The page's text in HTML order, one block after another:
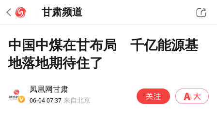
甘肃频道
中国中煤在甘布局 千亿能源基
地落地期待住了
凤凰网甘肃
06-04 07:37 来自北京